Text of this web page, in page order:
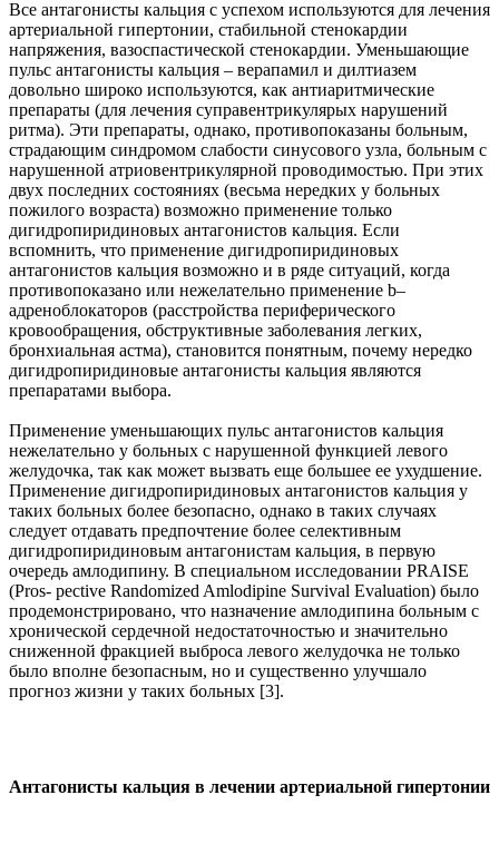
Все антагонисты кальция с успехом используются для лечения
артериальной гипертонии, стабильной стенокардии
напряжения, вазоспастической стенокардии. Уменьшающие
пульс антагонисты кальция – верапамил и дилтиазем
довольно широко используются, как антиаритмические
препараты (для лечения суправентрикулярых нарушений
ритма). Эти препараты, однако, противопоказаны больным,
страдающим синдромом слабости синусового узла, больным с
нарушенной атриовентрикулярной проводимостью. При этих
двух последних состояниях (весьма нередких у больных
пожилого возраста) возможно применение только
дигидропиридиновых антагонистов кальция. Если
вспомнить, что применение дигидропиридиновых
антагонистов кальция возможно и в ряде ситуаций, когда
противопоказано или нежелательно применение b–
адреноблокаторов (расстройства периферического
кровообращения, обструктивные заболевания легких,
бронхиальная астма), становится понятным, почему нередко
дигидропиридиновые антагонисты кальция являются
препаратами выбора.
Применение уменьшающих пульс антагонистов кальция
нежелательно у больных с нарушенной функцией левого
желудочка, так как может вызвать еще большее ее ухудшение.
Применение дигидропиридиновых антагонистов кальция у
таких больных более безопасно, однако в таких случаях
следует отдавать предпочтение более селективным
дигидропиридиновым антагонистам кальция, в первую
очередь амлодипину. В специальном исследовании PRAISE
(Pros- pective Randomized Amlodipine Survival Evaluation) было
продемонстрировано, что назначение амлодипина больным с
хронической сердечной недостаточностью и значительно
сниженной фракцией выброса левого желудочка не только
было вполне безопасным, но и существенно улучшало
прогноз жизни у таких больных [3].
Антагонисты кальция в лечении артериальной гипертонии